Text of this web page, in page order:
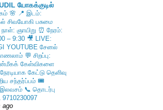
யோகக்குடில்
🌸 📍 இடம்:
சிவயோகி பசுமை
ஞாயிறு ⏰ நேரம்:
– 9:30 🎥 LIVE:
YOUTUBE சேனல்
💬 சிறப்பு:
கேள்விகளை
கேட்டு தெளிவு
சந்தர்ப்பம் 🎟️
📞 தொடர்பு
ago